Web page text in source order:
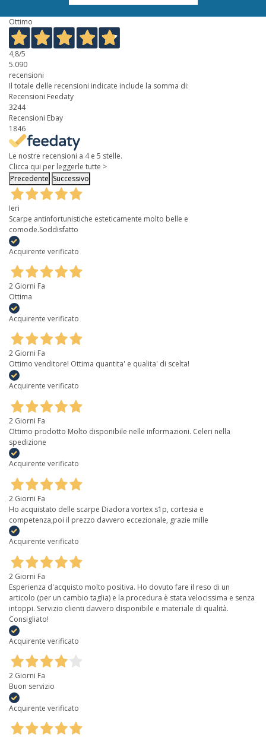
Ottimo
4,8/5
5.090
recensioni
Il totale delle recensioni indicate include la somma di:
Recensioni Feedaty
3244
Recensioni Ebay
1846
Le nostre recensioni a 4 e 5 stelle.
Clicca qui per leggerle tutte >
Precedente Successivo
Ieri
Scarpe antinfortunistiche esteticamente molto belle e
comode.Soddisfatto
Acquirente verificato
2 Giorni Fa
Ottima
Acquirente verificato
2 Giorni Fa
Ottimo venditore! Ottima quantita' e qualita' di scelta!
Acquirente verificato
2 Giorni Fa
Ottimo prodotto Molto disponibile nelle informazioni. Celeri nella
spedizione
Acquirente verificato
2 Giorni Fa
Ho acquistato delle scarpe Diadora vortex s1p, cortesia e
competenza,poi il prezzo davvero eccezionale, grazie mille
Acquirente verificato
2 Giorni Fa
Esperienza d'acquisto molto positiva. Ho dovuto fare il reso di un
articolo (per un cambio taglia) e la procedura è stata velocissima e senza
intoppi. Servizio clienti davvero disponibile e materiale di qualità.
Consigliato!
Acquirente verificato
2 Giorni Fa
Buon servizio
Acquirente verificato